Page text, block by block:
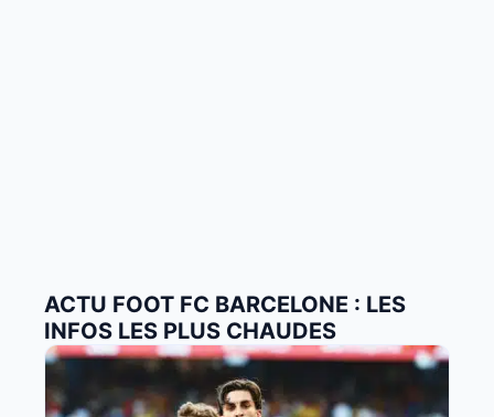
ACTU FOOT FC BARCELONE : LES
INFOS LES PLUS CHAUDES